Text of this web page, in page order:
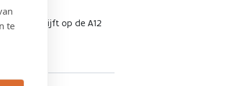
te
Verkeer blijft op de A12